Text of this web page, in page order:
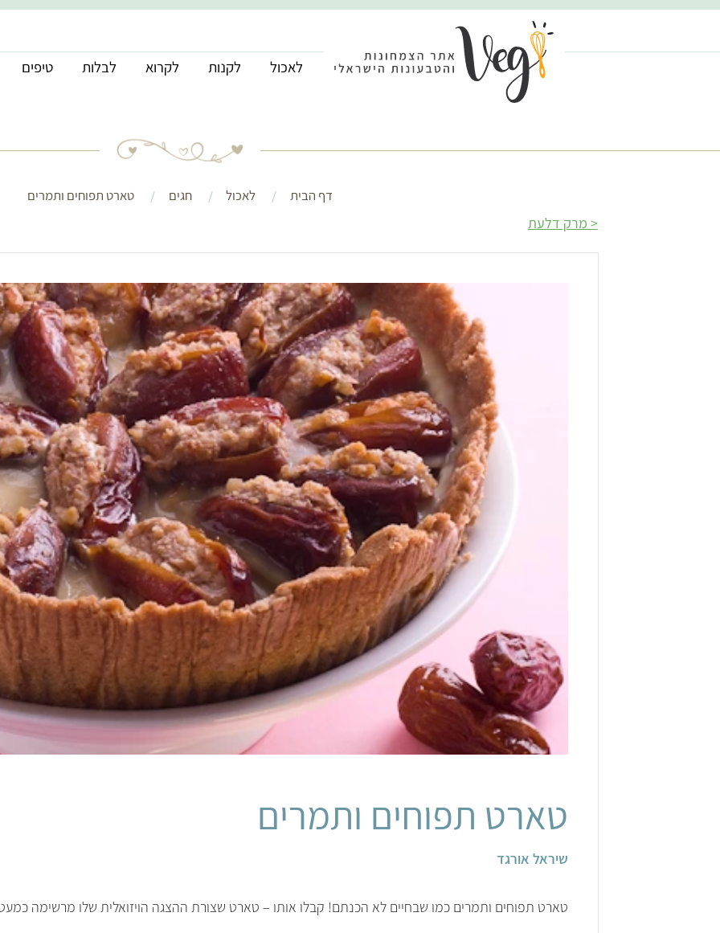
לאכול לקנות לקרוא לבלות טיפים
דף הבית לאכול חגים טארט תפוחים ותמרים
מרק דלעת
טארט תפוחים ותמרים
שיראל אורגד
טארט תפוחים ותמרים כמו שבחיים לא הכנתם! קבלו אותו – טארט שצורת ההצגה הויזואלית שלו מרשימה